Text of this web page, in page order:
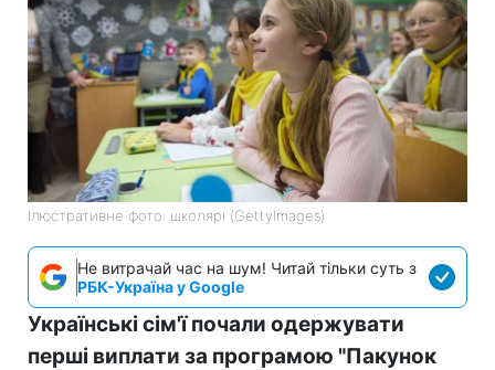
Ілюстративне фото: школярі (GettyImages)
Не витрачай час на шум! Читай тільки суть з
РБК-Україна у Google
Українські сім'ї почали одержувати
перші виплати за програмою "Пакунок